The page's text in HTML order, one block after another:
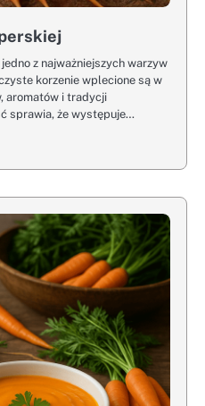
z najważniejszych warzyw
korzenie wplecione są w
aromatów i tradycji
sprawia, że występuje…